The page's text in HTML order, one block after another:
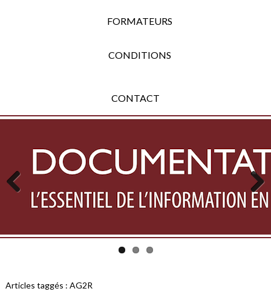
FORMATEURS
CONDITIONS
CONTACT
Previous Next
Articles taggés : AG2R